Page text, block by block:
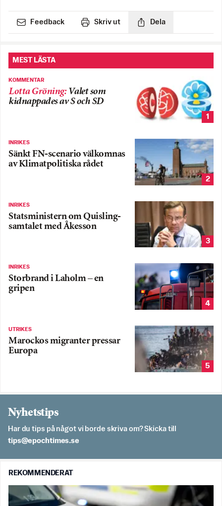
Feedback Skriv ut Dela
MEST LÄSTA
KOMMENTAR
Lotta Gröning: Valet som
kidnappades av S och SD
1
INRIKES
Sänkt FN-scenario välkomnas
av Klimatpolitiska rådet
2
INRIKES
Statsministern om Quisling-
samtalet med Åkesson
3
INRIKES
Storbrand i Laholm – en
gripen
4
UTRIKES
Marockos migranter pressar
Europa
5
Nyhetstips
Har du tips på något vi borde skriva om? Skicka till
es.semithcope@spit
REKOMMENDERAT